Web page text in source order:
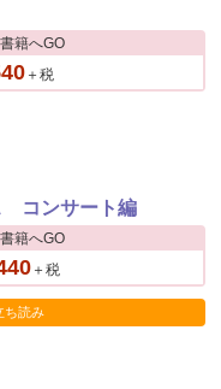
籍へGO
＋税
コンサート編
籍へGO
＋税
ち読み